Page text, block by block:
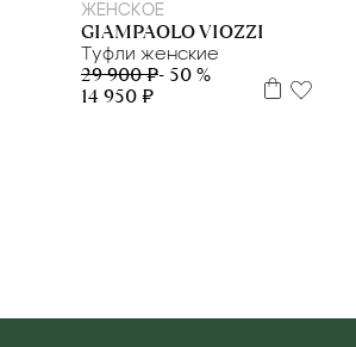
ЖЕНСКОЕ
GIAMPAOLO VIOZZI
Туфли женские
29 900 ₽- 50 %
14 950 ₽